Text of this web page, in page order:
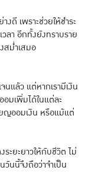
งดี เพราะช่วยให้ชำระ
วลา อีกทั้งยังทราบราย
สม่ำเสมอ
นแล้ว แต่หากเรามีเงิน
อมเพิ่มได้ในแต่ละ
ญออมเงิน หรือแม้แต่
ะยะยาวให้กับชีวิต ไม่
วันนี้จึงถือว่าจำเป็น